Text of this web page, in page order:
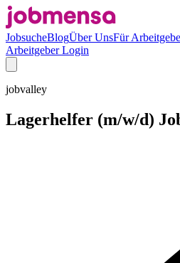
JobsucheBlogÜber UnsFür
Arbeitgeber Login
jobvalley
Lagerhelfer (m/w/d)